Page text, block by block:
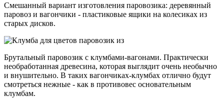
Смешанный вариант изготовления паровозика: деревянный
паровоз и вагончики - пластиковые ящики на колесиках из
старых дисков.
Брутальный паровозик с клумбами-вагонами. Практически
необработанная древесина, которая выглядит очень необычно
и внушительно. В таких вагончиках-клумбах отлично будут
смотреться нежные - как в противовес основательным
клумбам.